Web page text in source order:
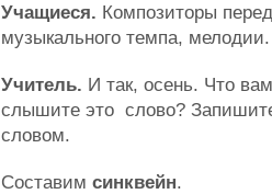
Учащиеся. Композиторы
музыкального темпа, мелодии.
Учитель. И так, осень. Что
слышите это слово?
словом.
Составим синквейн.